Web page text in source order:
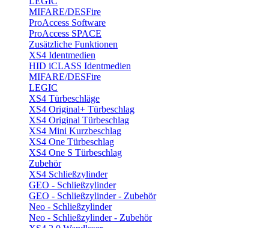
MIFARE/DESFire
ProAccess Software
ProAccess SPACE
Zusätzliche Funktionen
XS4 Identmedien
HID iCLASS Identmedien
MIFARE/DESFire
LEGIC
XS4 Türbeschläge
XS4 Original+ Türbeschlag
XS4 Original Türbeschlag
XS4 Mini Kurzbeschlag
XS4 One Türbeschlag
XS4 One S Türbeschlag
Zubehör
XS4 Schließzylinder
GEO - Schließzylinder
GEO - Schließzylinder - Zubehör
Neo - Schließzylinder
Neo - Schließzylinder - Zubehör